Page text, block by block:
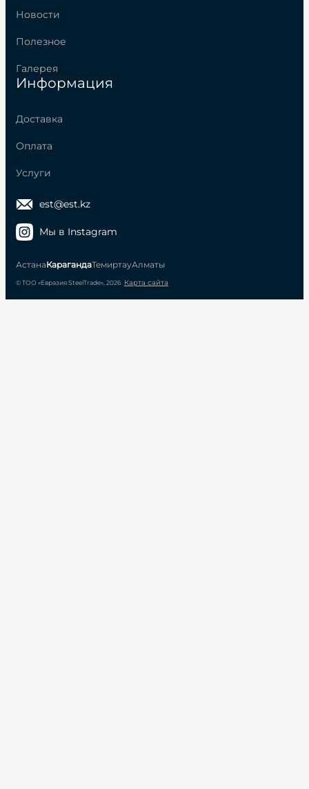
Новости
Полезное
Галерея
Информация
Доставка
Оплата
Услуги
est@est.kz
Мы в Instagram
АстанаКарагандаТемиртауАлматы
© ТОО «Евразия SteelTrade», 2026 Карта сайта